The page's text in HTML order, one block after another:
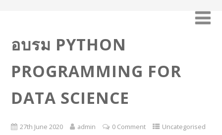
อบรม PYTHON
PROGRAMMING FOR
DATA SCIENCE
27th June 2020 admin 0 Comment Uncategorised